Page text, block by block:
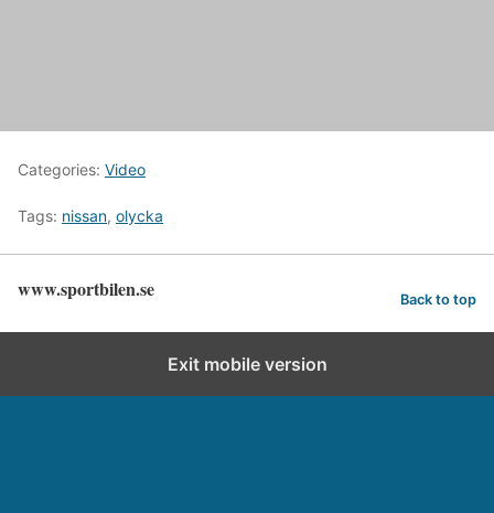
Categories: Video
Tags: nissan, olycka
www.sportbilen.se Back to top
Exit mobile version